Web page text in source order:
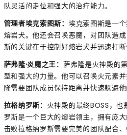
队灵活的走位和强大的治疗能力。
管理者埃克索图斯： 埃克索图斯是一
熔岩犬。他还会召唤恶魔，对团队造
斯的关键在于控制好熔岩犬并迅速打断
萨弗隆·炎魔之王： 萨弗隆是火神殿的
型和强大的力量。他可以召唤火元素
隆需要团队成员保持距离并快速躲避他
拉格纳罗斯： 火神殿的最终BOSS，
罗斯是一个巨大的熔岩领主，拥有庞
击败拉格纳罗斯需要完美的团队配合